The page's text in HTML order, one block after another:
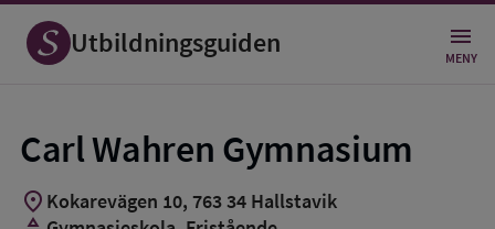
Utbildningsguiden MENY
Carl Wahren Gymnasium
location_on Kokarevägen 10, 763 34 Hallstavik